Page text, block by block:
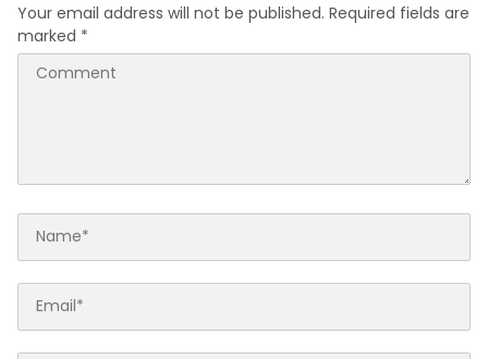
Your email address will not be published. Required fields are
marked *